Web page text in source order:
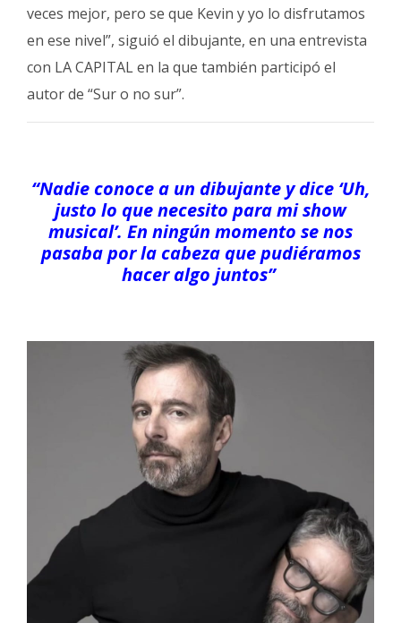
veces mejor, pero se que Kevin y yo lo disfrutamos
en ese nivel”, siguió el dibujante, en una entrevista
con LA CAPITAL en la que también participó el
autor de “Sur o no sur”.
“Nadie conoce a un dibujante y dice ‘Uh,
justo lo que necesito para mi show
musical’. En ningún momento se nos
pasaba por la cabeza que pudiéramos
hacer algo juntos”